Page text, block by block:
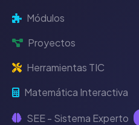
Módulos
Proyectos
Herramientas TIC
Matemática Interactiva
SEE - Sistema Experto